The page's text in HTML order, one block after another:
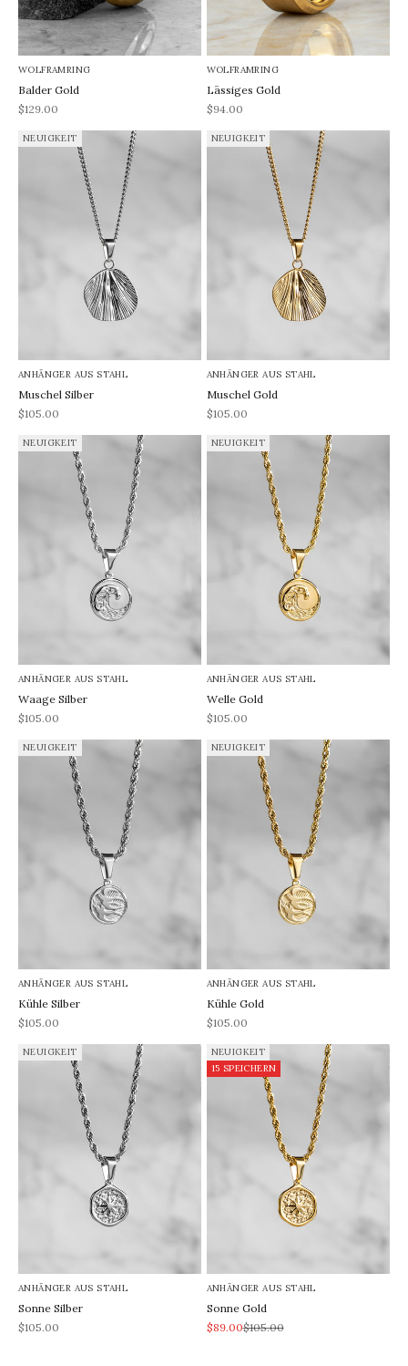
WOLFRAMRING
Balder Gold
REA-pris
$129.00
WOLFRAMRING
Lässiges Gold
REA-pris
$94.00
NEUIGKEIT
ANHÄNGER AUS STAHL
Muschel Silber
REA-pris
$105.00
NEUIGKEIT
ANHÄNGER AUS STAHL
Muschel Gold
REA-pris
$105.00
NEUIGKEIT
ANHÄNGER AUS STAHL
Waage Silber
REA-pris
$105.00
NEUIGKEIT
ANHÄNGER AUS STAHL
Welle Gold
REA-pris
$105.00
NEUIGKEIT
ANHÄNGER AUS STAHL
Kühle Silber
REA-pris
$105.00
NEUIGKEIT
ANHÄNGER AUS STAHL
Kühle Gold
REA-pris
$105.00
NEUIGKEIT
ANHÄNGER AUS STAHL
Sonne Silber
REA-pris
$105.00
NEUIGKEIT
15 SPEICHERN
ANHÄNGER AUS STAHL
Sonne Gold
REA-pris
$89.00Pris
$105.00